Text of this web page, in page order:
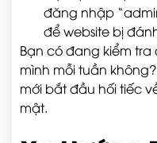
đăng nhập
để website bị
Bạn có đang kiểm
mình mỗi tuần
mới bắt đầu hối tiếc
mật.